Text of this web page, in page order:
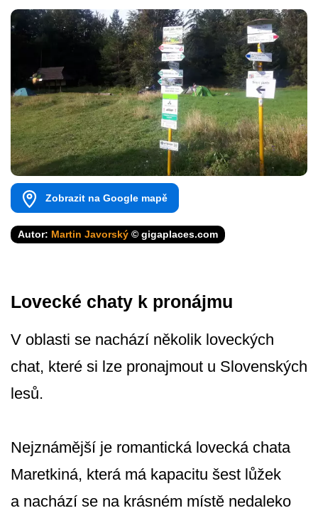
Zobrazit na Google mapě
Autor: Martin Javorský © gigaplaces.com
Lovecké chaty k pronájmu
V oblasti se nachází několik loveckých
chat, které si lze pronajmout u Slovenských
lesů.
Nejznámější je romantická lovecká chata
Maretkiná, která má kapacitu šest lůžek
a nachází se na krásném místě nedaleko